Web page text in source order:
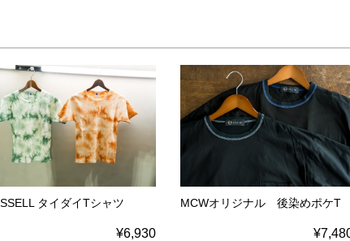
タイダイTシャツ
¥6,930
MCWオリジナル 後染めポケT